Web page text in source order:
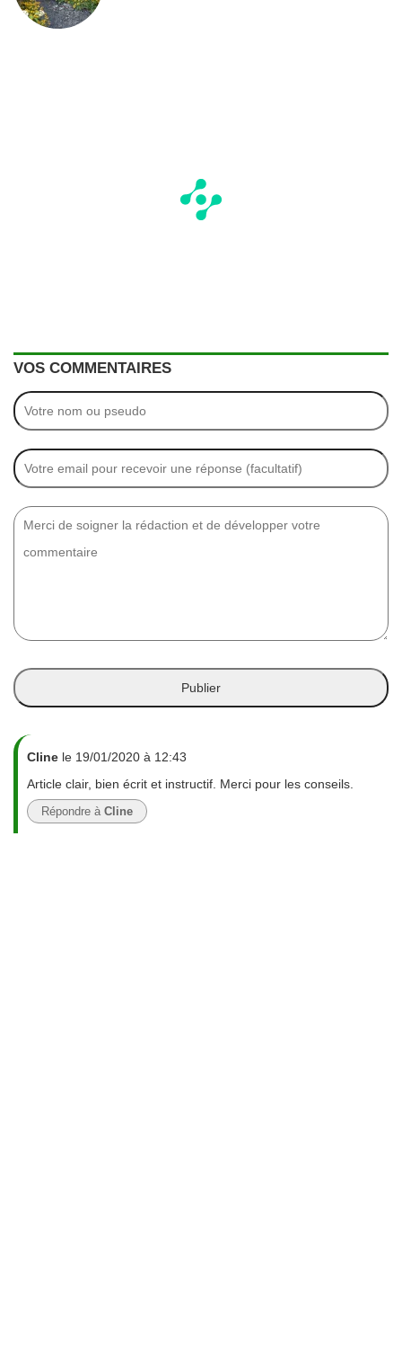
VOS COMMENTAIRES
Cline le 19/01/2020 à 12:43
Article clair, bien écrit et instructif. Merci pour les conseils.
Répondre à Cline